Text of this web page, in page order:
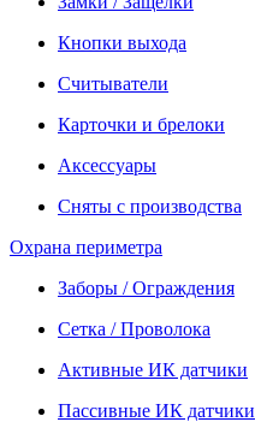
Кнопки выхода
Считыватели
Карточки и брелоки
Аксессуары
Сняты с производства
Охрана периметра
Заборы / Ограждения
Сетка / Проволока
Активные ИК датчики
Пассивные ИК датчики